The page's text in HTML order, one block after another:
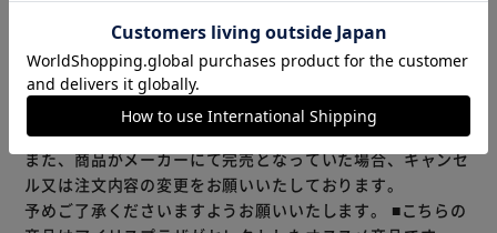
【サメジャーキー小粒】
サメジャーキーのひとくちサイズ版。
無添加・無着色のハードタイプおやつをひとくちサイズにカ
ットしてあります。
高タンパクで旨みがたっぷり！お肉大好きというワンちゃん
におすすめです。
【サメジャーキーソフトチップ】
※当商品はお取り寄せ品の為、在庫の確認及び商品のお届け
までお時間を頂く場合がございます。
また、商品がメーカーにて完売となっていた場合、キャンセ
ル又は注文内容の変更をお願いいたしております。
予めご了承くださいますようお願いいたします。 ■こちらの